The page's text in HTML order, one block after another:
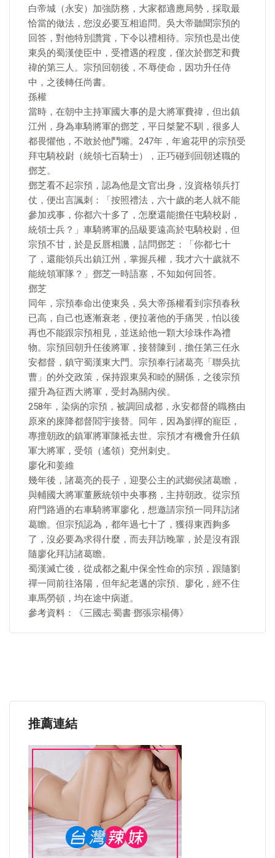
白帝城（永安）加強防務，大家都適應局勢，採取最
恰當的做法，您沒必要互相追問。吳大帝聽聞宗預的
回答，對他特別讚賞，下令以禮相待。宗預也是出使
東吳的蜀漢使臣中，受禮遇的程度，僅次於鄧芝和費
禕的第三人。宗預回朝後，不辱使命，因功升任侍
中，之後轉任尚書。
孫權
當時，在朝中主持軍國大事的是大將軍費禕，但出鎮
江州，身為車騎將軍的鄧芝，平日桀驁不馴，很多人
都畏懼他，不敢於他鬥嘴。247年，年逾花甲的宗預受
拜屯騎校尉（統領七百騎士），正巧碰到回朝述職的
鄧芝。
鄧芝看不起宗預，認為他是文官出身，沒資格領兵打
仗，便出言諷刺：「按照禮法，六十歲的老人就不能
參加戎事，你都六十多了，怎麼還能擔任屯騎校尉，
統領士兵？」車騎將軍的品級要遠高於屯騎校尉，但
宗預不甘，於是反唇相譏，詰問鄧芝：「你都七十
了，還能領兵出鎮江州，掌握兵權，我才六十歲就不
能統領軍隊？」鄧芝一時語塞，不知如何回答。
鄧芝
同年，宗預奉命出使東吳，吳大帝孫權看到宗預春秋
已高，自己也逐漸衰老，便拉著他的手痛哭，怕以後
再也不能跟宗預相見，並送給他一顆大珍珠作為禮
物。宗預回朝升任後將軍，接替陳到，擔任第三任永
安都督，鎮守蜀漢東大門。宗預奉行諸葛亮「聯吳抗
曹」的外交政策，保持跟東吳和睦的關係，之後宗預
擢升為征西大將軍，受封為關內侯。
258年，染病的宗預，被調回成都，永安都督的職務由
原來的庲降都督閻宇接替。同年，因為劉禪的寵臣，
專擅朝政的鎮軍將軍陳祗去世。宗預才有機會升任鎮
軍大將軍，受領（遙領）兗州刺史。
廖化和姜維
幾年後，諸葛亮的長子，迎娶公主的武鄉侯諸葛瞻，
與輔國大將軍董厥統領中央事務，主持朝政。從宗預
府門路過的右車騎將軍廖化，想邀請宗預一同拜訪諸
葛瞻。但宗預認為，都年過七十了，獲得東西夠多
了，沒必要為求得什麼，而去拜訪晚輩，於是沒有跟
隨廖化拜訪諸葛瞻。
蜀漢滅亡後，從成都之亂中保全性命的宗預，跟隨劉
禪一同前往洛陽，但年紀老邁的宗預、廖化，經不住
車馬勞頓，均在途中病逝。
參考資料：《三國志·蜀書·鄧張宗楊傳》
推薦連結